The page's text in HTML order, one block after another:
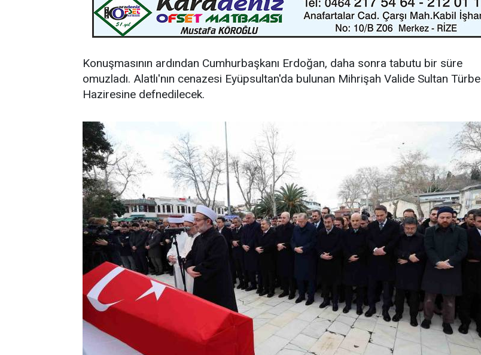
Konuşmasının ardından Cumhurbaşkanı Erdoğan, daha sonra tabutu bir süre
omuzladı. Alatlı'nın cenazesi Eyüpsultan'da bulunan Mihrişah Valide Sultan Türbe
Haziresine defnedilecek.